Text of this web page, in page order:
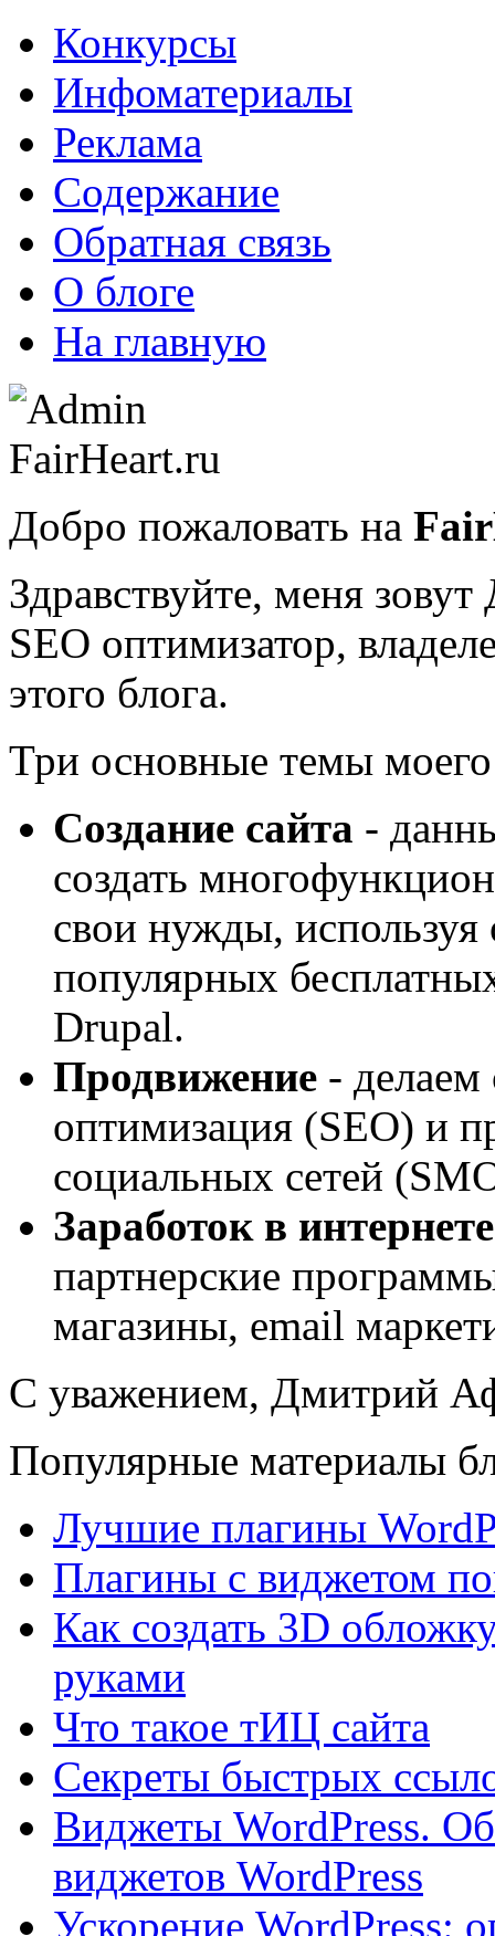
Конкурсы
Инфоматериалы
Реклама
Содержание
Обратная связь
О блоге
На главную
Добро пожаловать на
Здравствуйте, меня
SEO оптимизатор,
этого блога.
Три основные темы моего
Создание сайта -
создать
свои нужды,
популярных
Drupal.
Продвижение - делаем
оптимизация (SEO) и
социальных сетей
Заработок в интернете
партнерские
магазины, email
С уважением, Дмитрий
Популярные материалы
Лучшие плагины
Плагины с виджетом
Как создать 3D
руками
Что такое тИЦ сайта
Секреты быстрых
Виджеты WordPress.
виджетов WordPress
Ускорение WordPress: